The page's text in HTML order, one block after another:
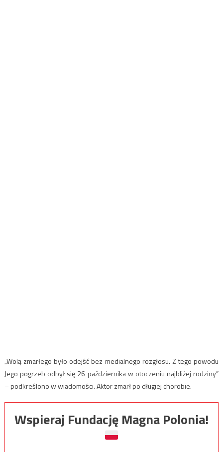
„Wolą zmarłego było odejść bez medialnego rozgłosu. Z tego powodu
Jego pogrzeb odbył się 26 października w otoczeniu najbliżej rodziny”
– podkreślono w wiadomości. Aktor zmarł po długiej chorobie.
Wspieraj Fundację Magna Polonia!